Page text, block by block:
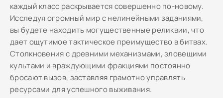
каждый класс раскрывается совершенно по-новому.
Исследуя огромный мир с нелинейными заданиями,
вы будете находить могущественные реликвии, что
дает ощутимое тактическое преимущество в битвах.
Столкновения с древними механизмами, зловещими
культами и враждующими фракциями постоянно
бросают вызов, заставляя грамотно управлять
ресурсами для успешного выживания.